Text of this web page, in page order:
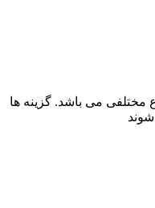
مختلفی می باشد. گزینه ها